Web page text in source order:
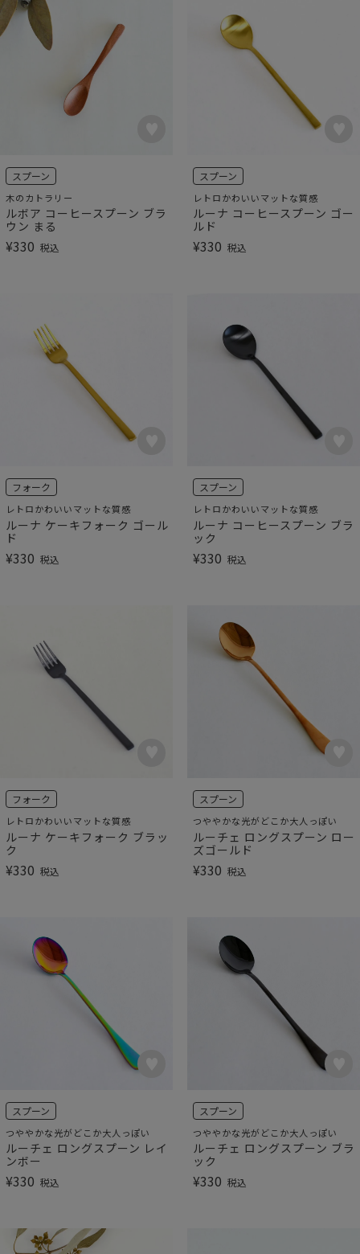
スプーン
木のカトラリー
ルボア コーヒースプーン ブラ
ウン まる
¥330 税込
スプーン
レトロかわいいマットな質感
ルーナ コーヒースプーン ゴー
ルド
¥330 税込
フォーク
レトロかわいいマットな質感
ルーナ ケーキフォーク ゴール
ド
¥330 税込
スプーン
レトロかわいいマットな質感
ルーナ コーヒースプーン ブラ
ック
¥330 税込
フォーク
レトロかわいいマットな質感
ルーナ ケーキフォーク ブラッ
ク
¥330 税込
スプーン
つややかな光がどこか大人っぽい
ルーチェ ロングスプーン ロー
ズゴールド
¥330 税込
スプーン
つややかな光がどこか大人っぽい
ルーチェ ロングスプーン レイ
ンボー
¥330 税込
スプーン
つややかな光がどこか大人っぽい
ルーチェ ロングスプーン ブラ
ック
¥330 税込